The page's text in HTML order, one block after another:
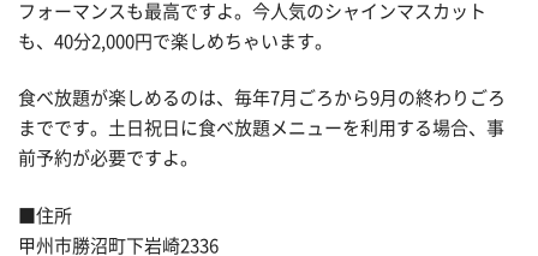
フォーマンスも最高ですよ。今人気のシャインマスカット
も、40分2,000円で楽しめちゃいます。
食べ放題が楽しめるのは、毎年7月ごろから9月の終わりごろ
までです。土日祝日に食べ放題メニューを利用する場合、事
前予約が必要ですよ。
■住所
甲州市勝沼町下岩崎2336